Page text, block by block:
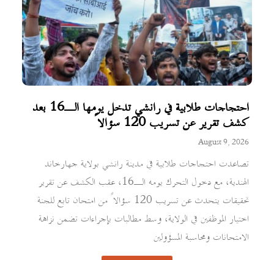
احتجاجات طلابية في رانشي تدخل يومها الـ16 بعد
كشف تقرير عن تسريب 120 سؤالاً
August 9, 2026
تصاعدت احتجاجات طلابية في مدينة رانشي بولاية جهارخاند
الهندية، مع دخول التحرك يومه الـ16، عقب الكشف عن تقرير
تحقيقات يتحدث عن تسريب 120 سؤالاً من امتحان تابع للجنة
اختيار الموظفين في الولاية، وسط مطالبات بإجراءات تضمن نزاهة
الامتحانات ومحاسبة المسؤولين